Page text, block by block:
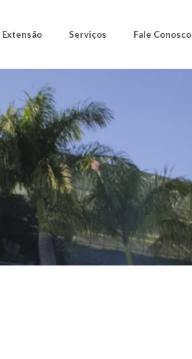
Extensão Serviços Fale Conosco